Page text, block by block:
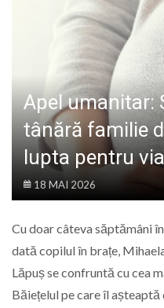
Apel umanitar:
tânără familie
lupta pentru
18 MAI 2026
Cu doar câteva săptămâni
dată copilul în brațe,
Lăpuș se confruntă cu cea
Băiețelul pe care îl